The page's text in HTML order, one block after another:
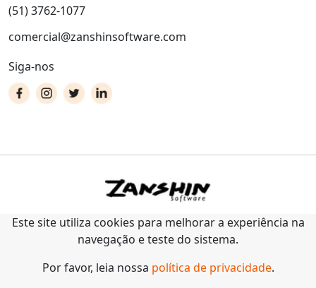
(51) 3762-1077
comercial@zanshinsoftware.com
Siga-nos
Este site utiliza cookies para melhorar a experiência na
navegação e teste do sistema.
Por favor, leia nossa política de privacidade.